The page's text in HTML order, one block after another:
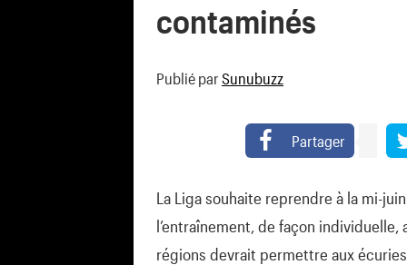
contaminés
Publié par Sunubuzz
Partager
La Liga souhaite reprendre à la mi-
l’entraînement, de façon
régions devrait permettre aux